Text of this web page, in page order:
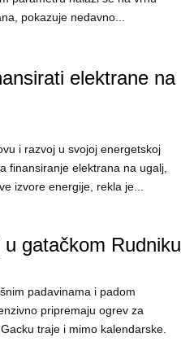
pokazuje nedavno...
elektrane na
i razvoj u svojoj energetskoj
finansiranje elektrana na ugalj,
izvore energije, rekla je...
gatačkom Rudniku
padavinama i padom
pripremaju ogrev za
traje i mimo kalendarske.